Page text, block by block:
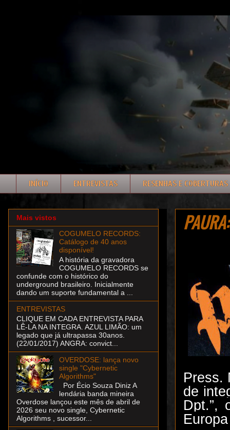
INÍCIO ENTREVISTAS RESENHAS E COBERTURAS
Press.
de
Dpt.”,
Mais vistos
COGUMELO RECORDS:
Catálogo de 40 anos
disponível!
A história da gravadora
COGUMELO RECORDS se
confunde com o histórico do
underground brasileiro. Inicialmente
dando um suporte fundamental a ...
ENTREVISTAS
CLIQUE EM CADA ENTREVISTA PARA
LÊ-LA NA INTEGRA. AZUL LIMÃO: um
legado que já ultrapassa 30anos.
(22/01/2017) ANGRA: convict...
OVERDOSE: lança novo
single "Cybernetic
Algorithms"
Por Écio Souza Diniz A
lendária banda mineira
Overdose lançou este mês de abril de
2026 seu novo single, Cybernetic
Algorithms , sucessor...